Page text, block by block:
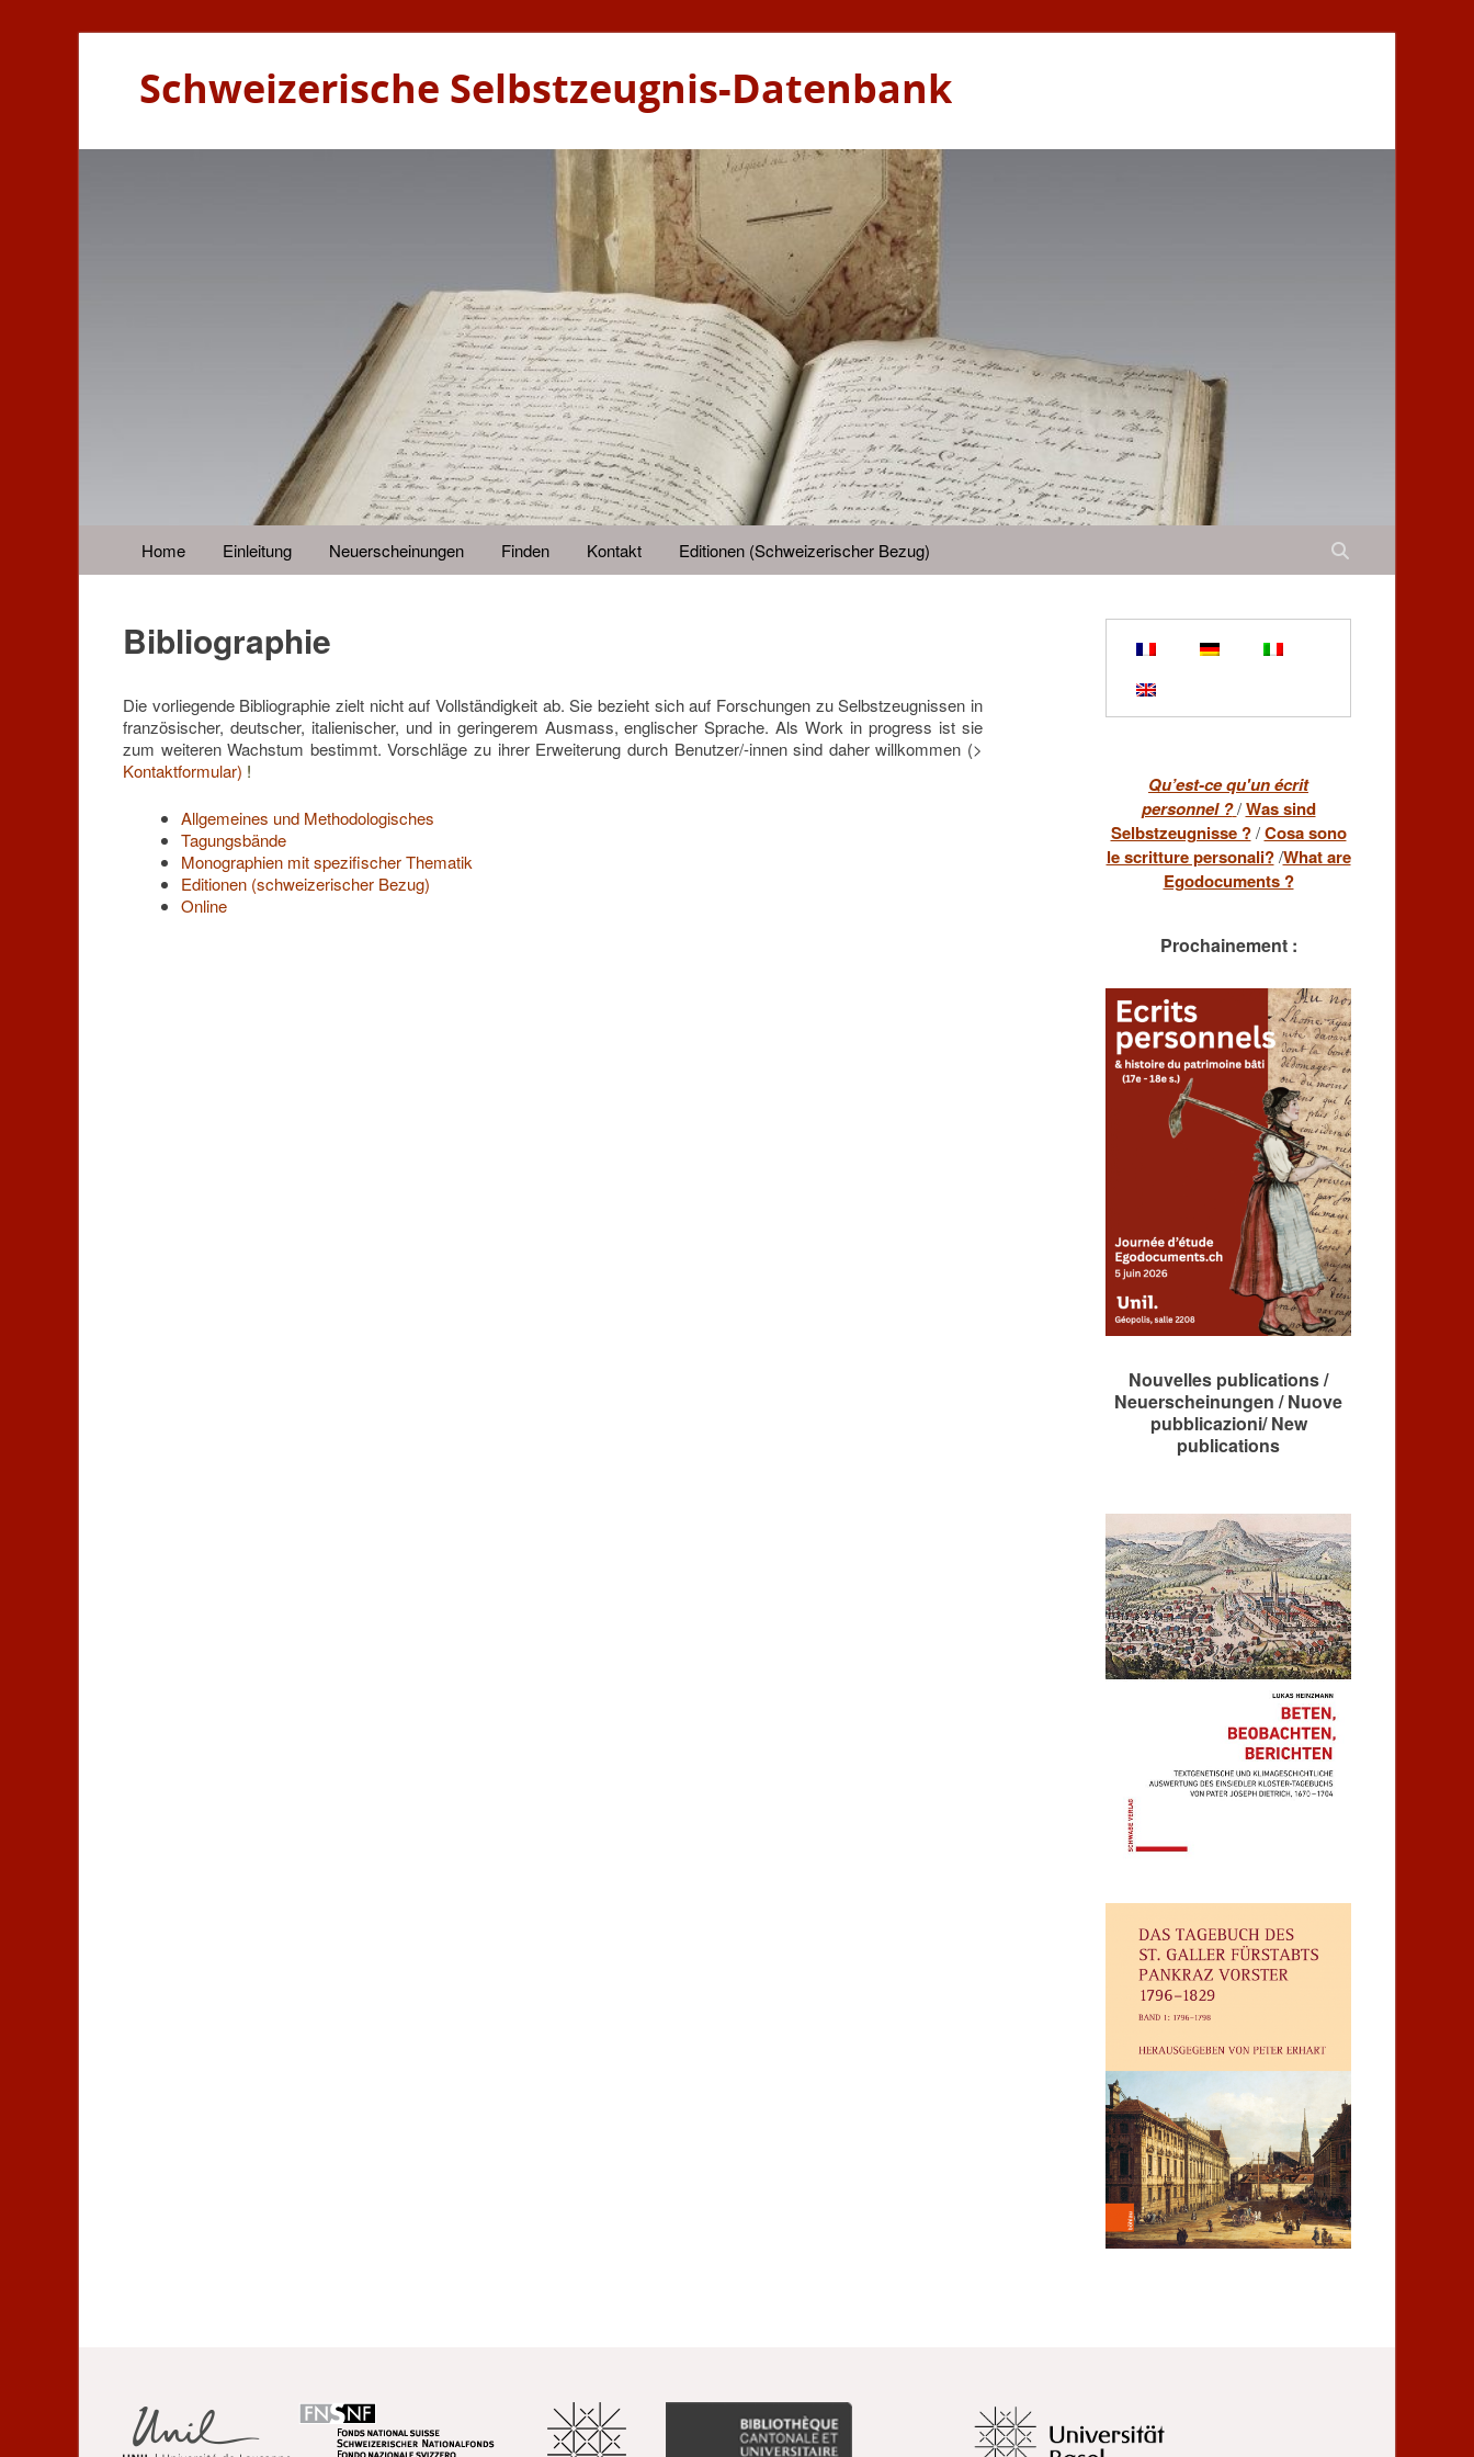
Schweizerische Selbstzeugnis-Datenbank
Home Einleitung Neuerscheinungen Finden Kontakt Editionen (Schweizerischer Bezug)
Bibliographie
Die vorliegende Bibliographie zielt nicht auf Vollständigkeit ab. Sie bezieht sich auf Forschungen zu Selbstzeugnissen in
französischer, deutscher, italienischer, und in geringerem Ausmass, englischer Sprache. Als Work in progress ist sie
zum weiteren Wachstum bestimmt. Vorschläge zu ihrer Erweiterung durch Benutzer/-innen sind daher willkommen (>
Kontaktformular) !
Allgemeines und Methodologisches
Tagungsbände
Monographien mit spezifischer Thematik
Editionen (schweizerischer Bezug)
Online
Qu’est-ce qu'un écrit
personnel ? /Was sind
Selbstzeugnisse ?/Cosa sono
le scritture personali?/What are
Egodocuments ?
Prochainement :
Nouvelles publications /
Neuerscheinungen / Nuove
pubblicazioni/ New
publications